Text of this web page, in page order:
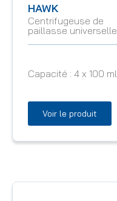
HAWK
Centrifugeuse de
paillasse universelle
Capacité : 4 x 100 ml
Voir le produit